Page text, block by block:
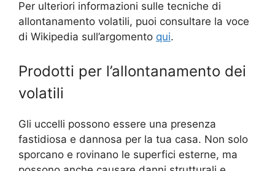
Per ulteriori informazioni sulle tecniche di
allontanamento volatili, puoi consultare la voce
di Wikipedia sull’argomento qui.
Prodotti per l’allontanamento dei
volatili
Gli uccelli possono essere una presenza
fastidiosa e dannosa per la tua casa. Non solo
sporcano e rovinano le superfici esterne, ma